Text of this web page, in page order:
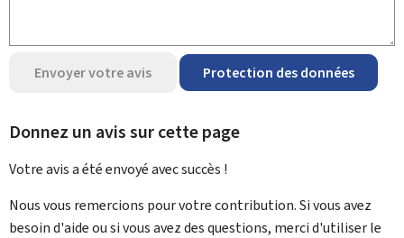
Envoyer votre avis Protection des données
Donnez un avis sur cette page
Votre avis a été envoyé avecsuccès !
Nous vous remercions pour votre contribution. Si vous avez
besoin d'aide ou si vous avez des questions, merci d'utiliser le